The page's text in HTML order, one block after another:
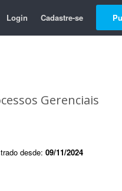
Login Cadastre-se
Gerenciais
desde: 09/11/2024